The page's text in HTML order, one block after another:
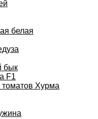
белая
бык
F1
томатов Хурма